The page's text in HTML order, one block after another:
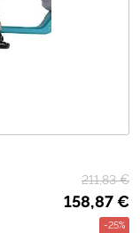
211,83€
158,87€
-25%